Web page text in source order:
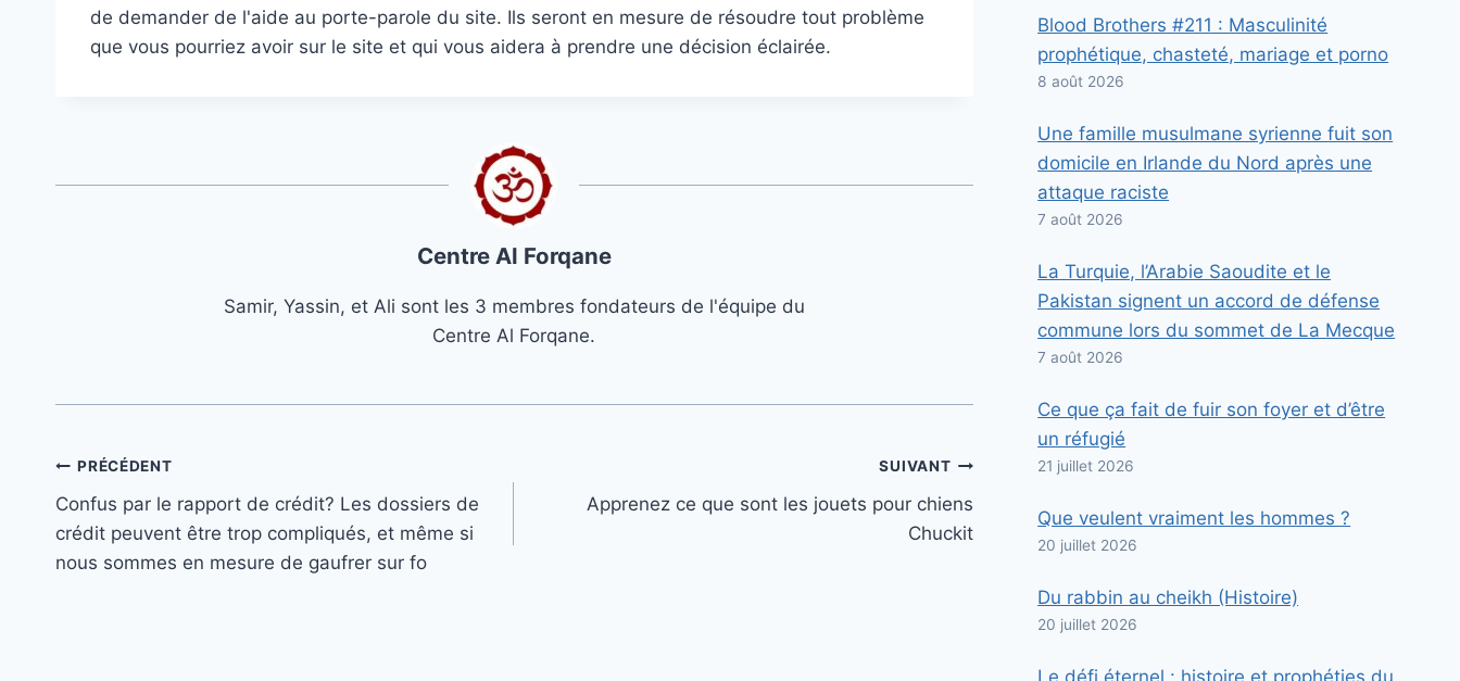
de demander de l'aide au porte-parole du site. Ils seront en mesure de résoudre tout problème
que vous pourriez avoir sur le site et qui vous aidera à prendre une décision éclairée.
Centre Al Forqane
Samir, Yassin, et Ali sont les 3 membres fondateurs de l'équipe du
Centre Al Forqane.
Navigation
de
l’article
PRÉCÉDENT
Confus par le rapport de crédit? Les dossiers de
crédit peuvent être trop compliqués, et même si
nous sommes en mesure de gaufrer sur fo
SUIVANT
Apprenez ce que sont les jouets pour chiens
Chuckit
Blood Brothers #211 : Masculinité
prophétique, chasteté, mariage et porno
8 août 2026
Une famille musulmane syrienne fuit son
domicile en Irlande du Nord après une
attaque raciste
7 août 2026
La Turquie, l’Arabie Saoudite et le
Pakistan signent un accord de défense
commune lors du sommet de La Mecque
7 août 2026
Ce que ça fait de fuir son foyer et d’être
un réfugié
21 juillet 2026
Que veulent vraiment les hommes ?
20 juillet 2026
Du rabbin au cheikh (Histoire)
20 juillet 2026